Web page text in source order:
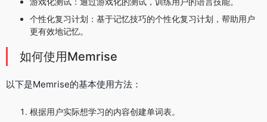
个性化复习计划：基于记忆技巧的个性化复习计划，帮助用户
更有效地记忆。
如何使用Memrise
以下是Memrise的基本使用方法：
根据用户实际想学习的内容创建单词表。